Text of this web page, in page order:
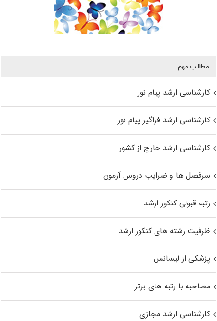
مطالب مهم
کارشناسی ارشد پیام نور
کارشناسی ارشد فراگیر پیام نور
کارشناسی ارشد خارج از کشور
سرفصل ها و ضرایب دروس آزمون
رتبه قبولی کنکور ارشد
ظرفیت رشته های کنکور ارشد
پزشکی از لیسانس
مصاحبه با رتبه های برتر
کارشناسی ارشد مجازی